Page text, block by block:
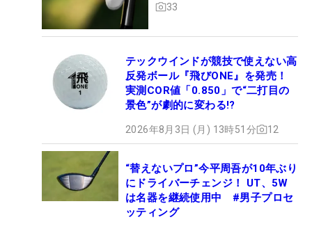
33
テックウインドが競技で使えない高
反発ボール『飛びONE』を発売！
実測COR値「0.850」で“二打目の
景色”が劇的に変わる!?
2026年8月3日 (月) 13時51分 12
“替えないプロ”今平周吾が10年ぶり
にドライバーチェンジ！ UT、5W
は名器を継続使用中 #男子プロセ
ッティング